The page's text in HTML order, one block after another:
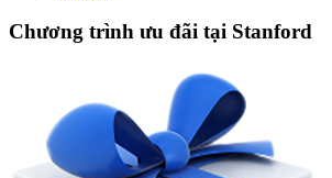
Chương trình ưu đãi tại Stanford